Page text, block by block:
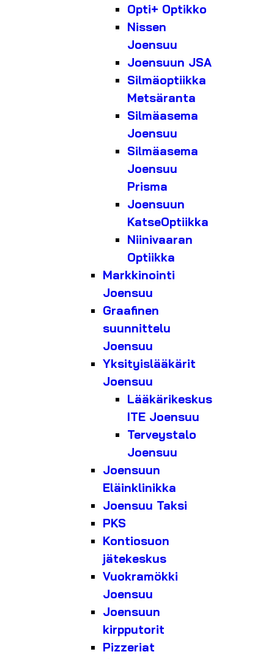
Opti+ Optikko
Nissen
Joensuu
Joensuun JSA
Silmäoptiikka
Metsäranta
Silmäasema
Joensuu
Silmäasema
Joensuu
Prisma
Joensuun
KatseOptiikka
Niinivaaran
Optiikka
Markkinointi
Joensuu
Graafinen
suunnittelu
Joensuu
Yksityislääkärit
Joensuu
Lääkärikeskus
ITE Joensuu
Terveystalo
Joensuu
Joensuun
Eläinklinikka
Joensuu Taksi
PKS
Kontiosuon
jätekeskus
Vuokramökki
Joensuu
Joensuun
kirpputorit
Pizzeriat